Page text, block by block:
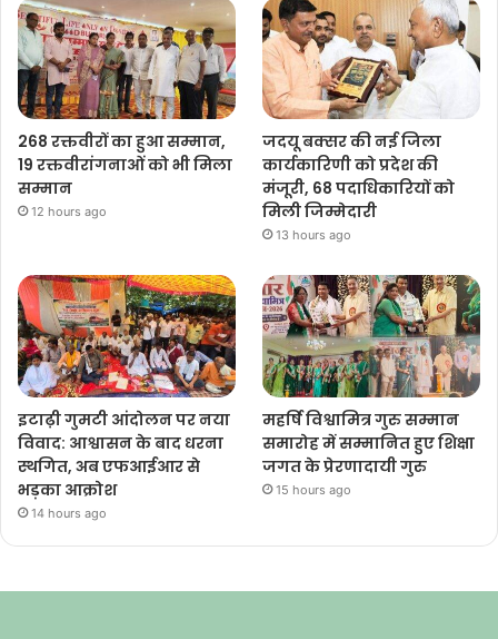
268 रक्तवीरों का हुआ सम्मान,
19 रक्तवीरांगनाओं को भी मिला
सम्मान
12 hours ago
जदयू बक्सर की नई जिला
कार्यकारिणी को प्रदेश की
मंजूरी, 68 पदाधिकारियों को
मिली जिम्मेदारी
13 hours ago
इटाढ़ी गुमटी आंदोलन पर नया
विवाद: आश्वासन के बाद धरना
स्थगित, अब एफआईआर से
भड़का आक्रोश
14 hours ago
महर्षि विश्वामित्र गुरु सम्मान
समारोह में सम्मानित हुए शिक्षा
जगत के प्रेरणादायी गुरु
15 hours ago